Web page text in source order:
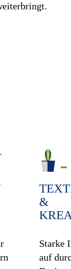
&
Starke
auf